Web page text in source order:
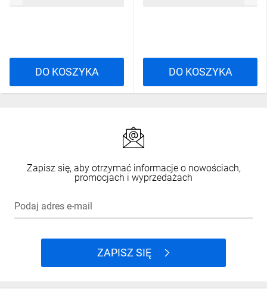
DO KOSZYKA DO KOSZYKA
Zapisz się, aby otrzymać informacje o nowościach,
promocjach i wyprzedażach
Podaj adres e-mail
ZAPISZ SIĘ